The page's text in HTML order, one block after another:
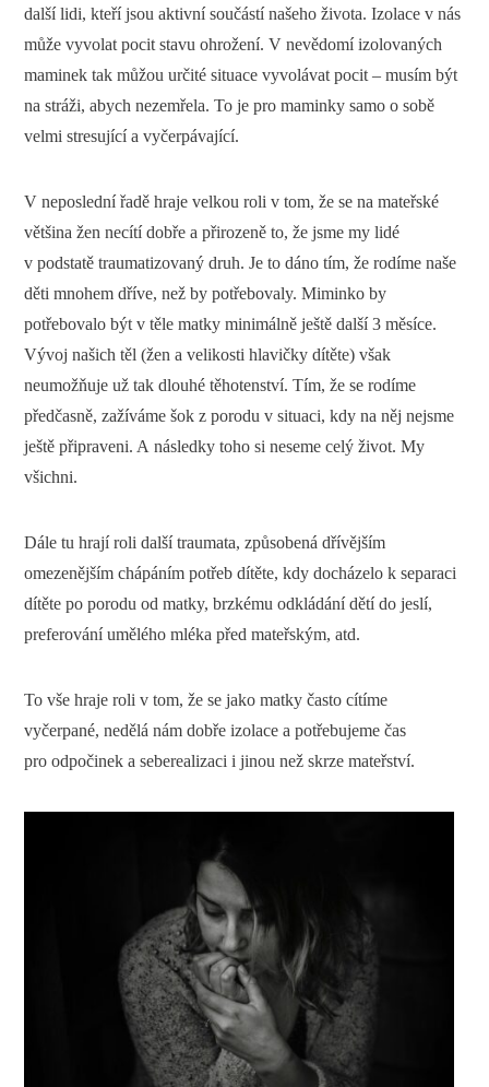
další lidi, kteří jsou aktivní součástí našeho života. Izolace v nás
může vyvolat pocit stavu ohrožení. V nevědomí izolovaných
maminek tak můžou určité situace vyvolávat pocit – musím být
na stráži, abych nezemřela. To je pro maminky samo o sobě
velmi stresující a vyčerpávající.
V neposlední řadě hraje velkou roli v tom, že se na mateřské
většina žen necítí dobře a přirozeně to, že jsme my lidé
v podstatě traumatizovaný druh. Je to dáno tím, že rodíme naše
děti mnohem dříve, než by potřebovaly. Miminko by
potřebovalo být v těle matky minimálně ještě další 3 měsíce.
Vývoj našich těl (žen a velikosti hlavičky dítěte) však
neumožňuje už tak dlouhé těhotenství. Tím, že se rodíme
předčasně, zažíváme šok z porodu v situaci, kdy na něj nejsme
ještě připraveni. A následky toho si neseme celý život. My
všichni.
Dále tu hrají roli další traumata, způsobená dřívějším
omezenějším chápáním potřeb dítěte, kdy docházelo k separaci
dítěte po porodu od matky, brzkému odkládání dětí do jeslí,
preferování umělého mléka před mateřským, atd.
To vše hraje roli v tom, že se jako matky často cítíme
vyčerpané, nedělá nám dobře izolace a potřebujeme čas
pro odpočinek a seberealizaci i jinou než skrze mateřství.